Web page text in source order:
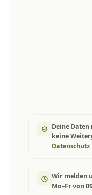
Deine
keine
Datenschutz
Wir melden
Mo–Fr von